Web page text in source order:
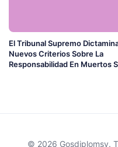
El Tribunal Supremo
Nuevos Criterios Sobre La
Responsabilidad En Muertos
© 2026 Gosdiplomsy.